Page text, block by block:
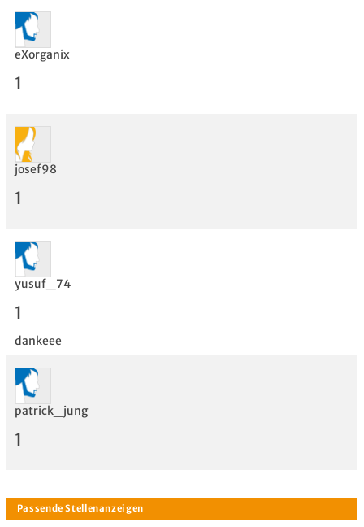
Bewertung
eXorganix
1
josef98
1
yusuf_74
1
dankeee
patrick_jung
1